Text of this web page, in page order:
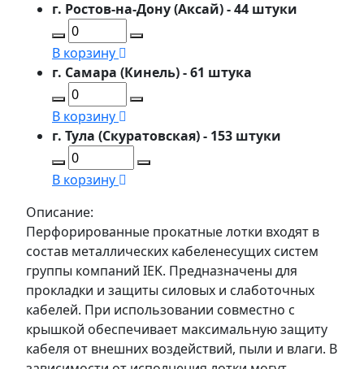
г. Ростов-на-Дону (Аксай) - 44 штуки
В корзину
г. Самара (Кинель) - 61 штука
В корзину
г. Тула (Скуратовская) - 153 штуки
В корзину
Описание:
Перфорированные прокатные лотки входят в
состав металлических кабеленесущих систем
группы компаний IEK. Предназначены для
прокладки и защиты силовых и слаботочных
кабелей. При использовании совместно с
крышкой обеспечивает максимальную защиту
кабеля от внешних воздействий, пыли и влаги. В